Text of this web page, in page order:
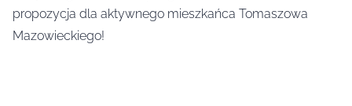
propozycja dla aktywnego mieszkańca Tomaszowa
Mazowieckiego!